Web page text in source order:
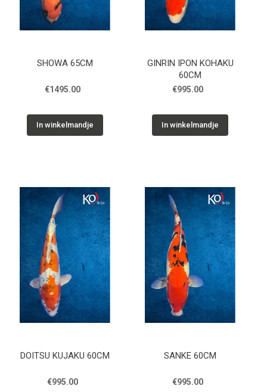
SHOWA 65CM
€1495.00
In winkelmandje
GINRIN IPON KOHAKU
60CM
€995.00
In winkelmandje
DOITSU KUJAKU 60CM
€995.00
SANKE 60CM
€995.00